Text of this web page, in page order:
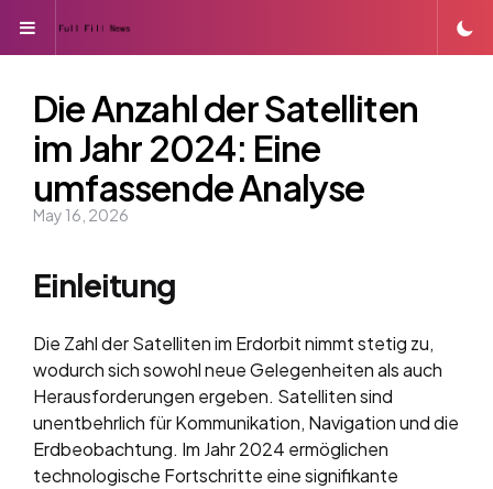
Menu
Die Anzahl der Satelliten
im Jahr 2024: Eine
umfassende Analyse
May 16, 2026
Einleitung
Die Zahl der Satelliten im Erdorbit nimmt stetig zu,
wodurch sich sowohl neue Gelegenheiten als auch
Herausforderungen ergeben. Satelliten sind
unentbehrlich für Kommunikation, Navigation und die
Erdbeobachtung. Im Jahr 2024 ermöglichen
technologische Fortschritte eine signifikante